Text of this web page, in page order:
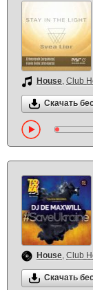
House, Club
Скачать
House, Club
Скачать